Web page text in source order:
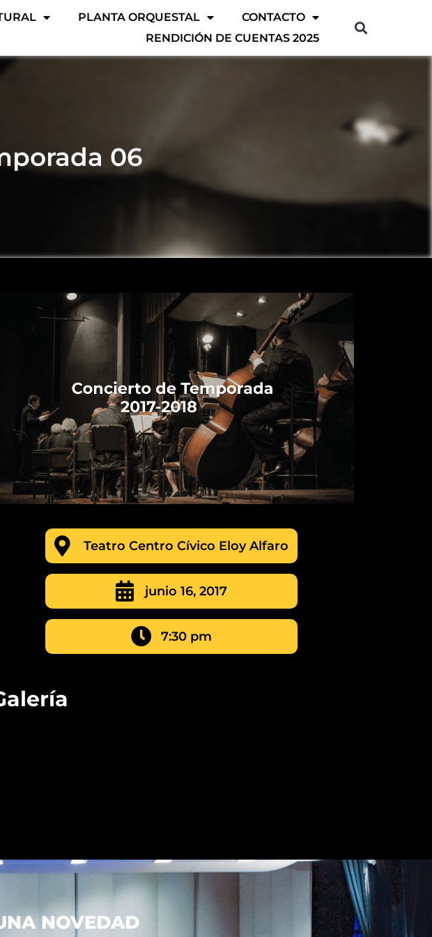
PLANTA ORQUESTAL
CONTACTO
RENDICIÓN DE CUENTAS 2025
06
Teatro Centro Cívico Eloy Alfaro
junio 16, 2017
7:30 pm
NOVEDAD